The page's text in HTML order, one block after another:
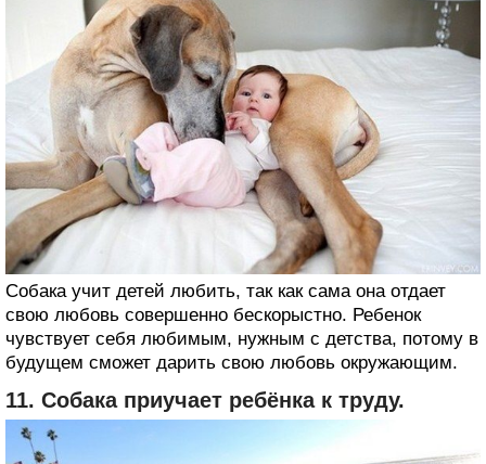
Собака учит детей любить, так как сама она отдает
свою любовь совершенно бескорыстно. Ребенок
чувствует себя любимым, нужным с детства, потому в
будущем сможет дарить свою любовь окружающим.
11. Собака приучает ребёнка к труду.